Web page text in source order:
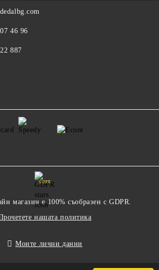
46 96
887
GDPR
магазин е 100% съобразен с GDPR.
нашата политика
Моите лични данни